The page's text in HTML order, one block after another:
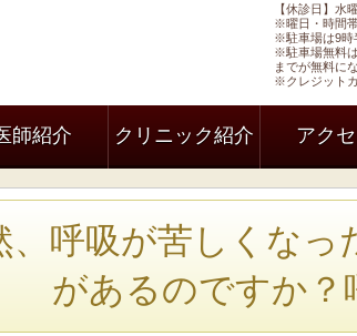
【休診日】水
※曜日・時間
※駐車場は9時
※駐車場無料
までが無料に
※クレジット
師紹介 クリニック紹介 アク
、呼吸が苦しくな
があるのですか？